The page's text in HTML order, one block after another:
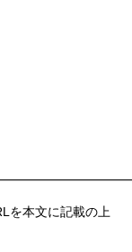
を本文に記載の上